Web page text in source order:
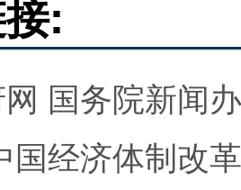
:
国务院新闻
国经济体制改